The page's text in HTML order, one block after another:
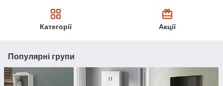
Категорії Акції
Популярні групи